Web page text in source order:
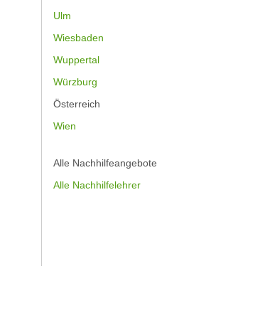
Ulm
Wiesbaden
Wuppertal
Würzburg
Österreich
Wien
Alle Nachhilfeangebote
Alle Nachhilfelehrer